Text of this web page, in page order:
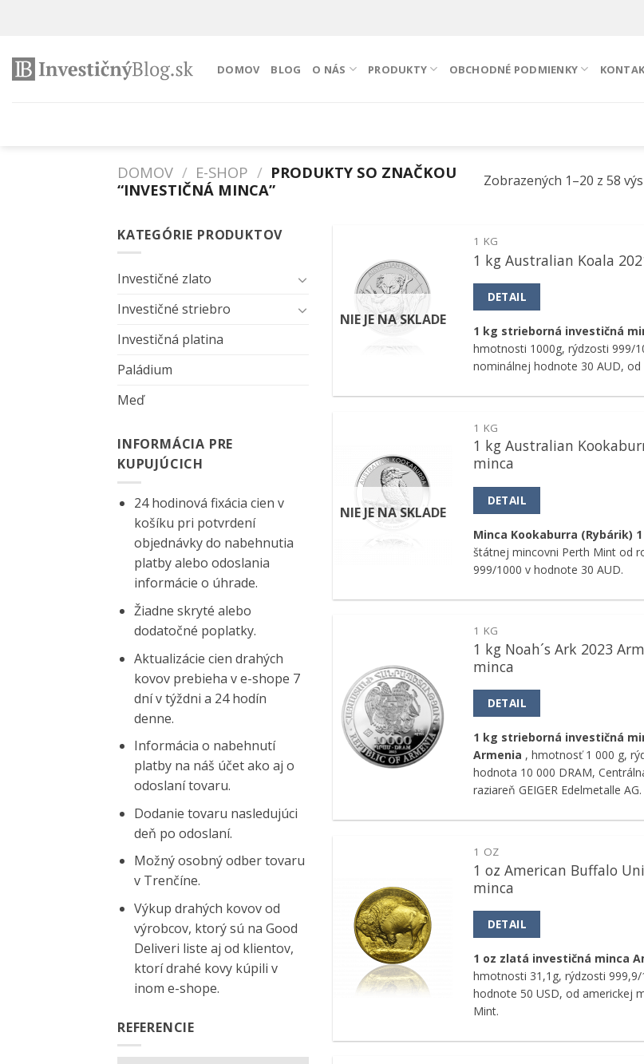
DOMOV BLOG O NÁS PRODUKTY OBCHODNÉ PODMIENKY
DOMOV / E-SHOP / PRODUKTY SO ZNAČKOU
“INVESTIČNÁ MINCA”
Zobrazených 1–20 z 58
KATEGÓRIE PRODUKTOV
Investičné zlato
Investičné striebro
Investičná platina
Paládium
Meď
INFORMÁCIA PRE
KUPUJÚCICH
24 hodinová fixácia cien v
košíku pri potvrdení
objednávky do nabehnutia
platby alebo odoslania
informácie o úhrade.
Žiadne skryté alebo
dodatočné poplatky.
Aktualizácie cien drahých
kovov prebieha v e-shope 7
dní v týždni a 24 hodín
denne.
Informácia o nabehnutí
platby na náš účet ako aj o
odoslaní tovaru.
Dodanie tovaru nasledujúci
deň po odoslaní.
Možný osobný odber tovaru
v Trenčíne.
Výkup drahých kovov od
výrobcov, ktorý sú na Good
Deliveri liste aj od klientov,
ktorí drahé kovy kúpili v
inom e-shope.
REFERENCIE
Pridať k
obľúbeným
NIE JE NA SKLADE
1 KG
1 kg Australian Koala
DETAIL
1 kg strieborná investičná
hmotnosti 1000g, rýdzosti 999/
nominálnej hodnote 30 AUD,
Pridať k
obľúbeným
NIE JE NA SKLADE
1 KG
1 kg Australian
minca
DETAIL
Minca Kookaburra (Rybárik)
štátnej mincovni Perth Mint od
999/1000 v hodnote 30 AUD.
obľúbeným
1 KG
1 kg Noah´s Ark 2023
minca
DETAIL
1 kg strieborná investičná
Armenia , hmotnosť 1 000 g,
hodnota 10 000 DRAM,
raziareň GEIGER Edelmetalle AG.
obľúbeným
1 OZ
1 oz American Buffalo
minca
DETAIL
1 oz zlatá investičná minca
hmotnosti 31,1g, rýdzosti
hodnote 50 USD, od americkej
Mint.